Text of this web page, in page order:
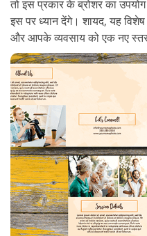
तो इस प्रकार के ब्रोशर का
इस पर ध्यान देंगे। शायद, यह
और आपके व्यवसाय को एक नए स्तर